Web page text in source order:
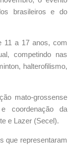
brasileiros e do
11 a 17 anos, com
competindo nas
halterofilismo,
mato-grossense
coordenação da
e Lazer (Secel).
que representaram